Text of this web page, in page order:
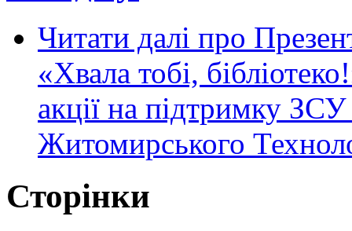
Читати далі про
«Хвала тобі,
акції на підтримку
Житомирського
Сторінки